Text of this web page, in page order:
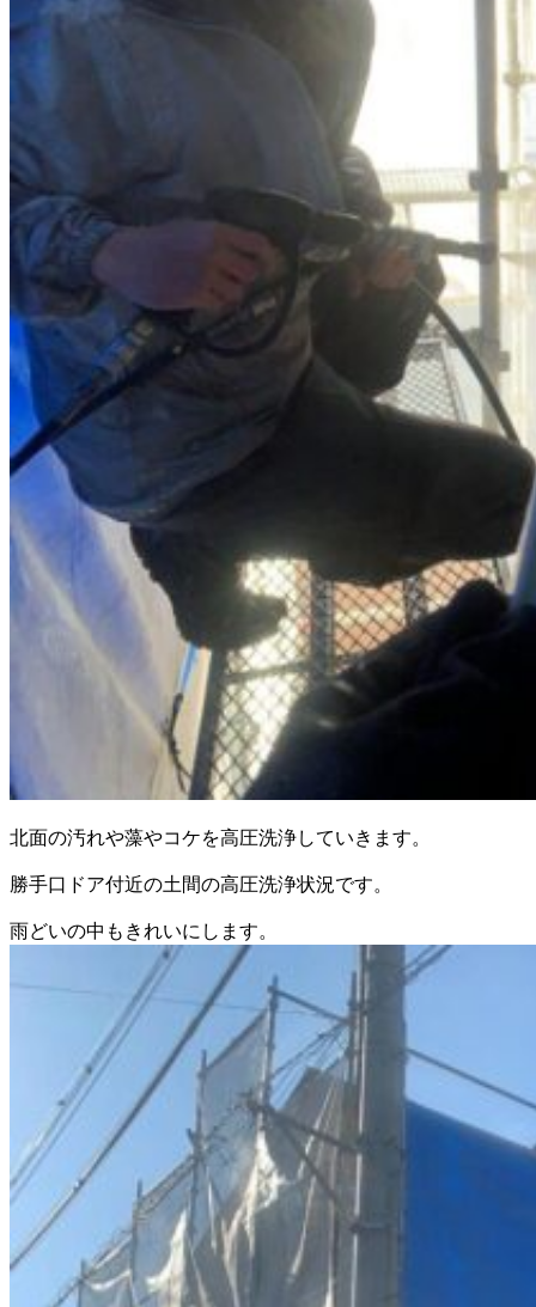
北面の汚れや藻やコケを高圧洗浄していきます。
勝手口ドア付近の土間の高圧洗浄状況です。
雨どいの中もきれいにします。